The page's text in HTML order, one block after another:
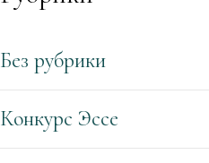
Без рубрики
Конкурс Эссе